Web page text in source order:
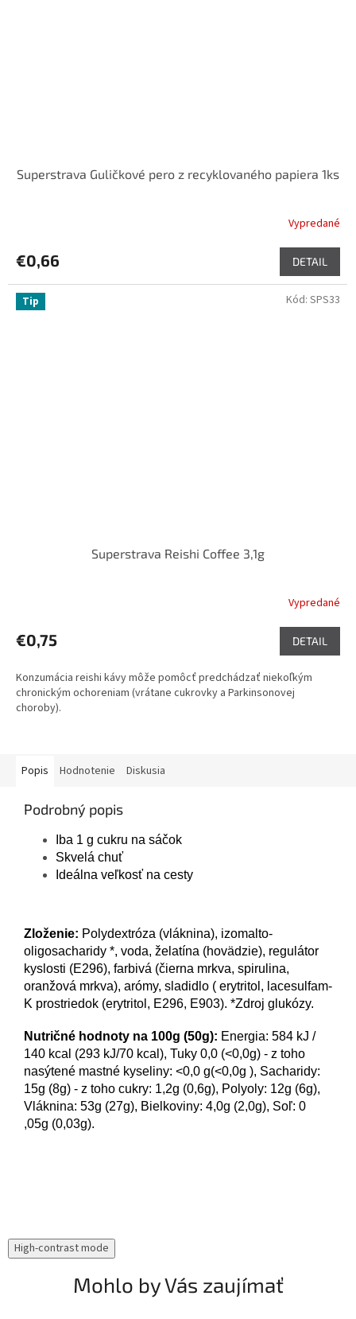
Superstrava Guličkové pero z recyklovaného papiera 1ks
Vypredané
€0,66 DETAIL
Tip
Superstrava Reishi Coffee 3,1g
produktu
je
z
5
hviezdičiek.
Vypredané
€0,75 DETAIL
Konzumácia reishi kávy môže pomôcť predchádzať niekoľkým
chronickým ochoreniam (vrátane cukrovky a Parkinsonovej
choroby).
Kód: SPS33
Popis Hodnotenie Diskusia
Podrobný popis
Iba 1 g cukru na sáčok
Skvelá chuť
Ideálna veľkosť na cesty
Zloženie: Polydextróza (vláknina), izomalto-
oligosacharidy *, voda, želatína (hovädzie), regulátor
kyslosti (E296), farbivá (čierna mrkva, spirulina,
oranžová mrkva), arómy, sladidlo ( erytritol, lacesulfam-
K prostriedok (erytritol, E296, E903). *Zdroj glukózy.
Nutričné hodnoty na 100g (50g): Energia: 584 kJ /
140 kcal (293 kJ/70 kcal), Tuky 0,0 (<0,0g) - z toho
nasýtené mastné kyseliny: <0,0 g(<0,0g ), Sacharidy:
15g (8g) - z toho cukry: 1,2g (0,6g), Polyoly: 12g (6g),
Vláknina: 53g (27g), Bielkoviny: 4,0g (2,0g), Soľ: 0
,05g (0,03g).
High-contrast mode
Mohlo by Vás zaujímať